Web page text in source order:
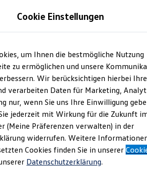
Fahrzeuge
Marktplatz
Cookie Einstellungen
um Ihnen die bestmögliche Nutzung
zu ermöglichen und unsere
Wir berücksichtigen hierbei Ihre
verarbeiten Daten für Marketing,
nur, wenn Sie uns Ihre Einwilligung
jederzeit mit Wirkung für die Zukunft
(Meine Präferenzen verwalten) in der
widerrufen. Weitere
Cookies finden Sie in unserer
Datenschutzerklärung.